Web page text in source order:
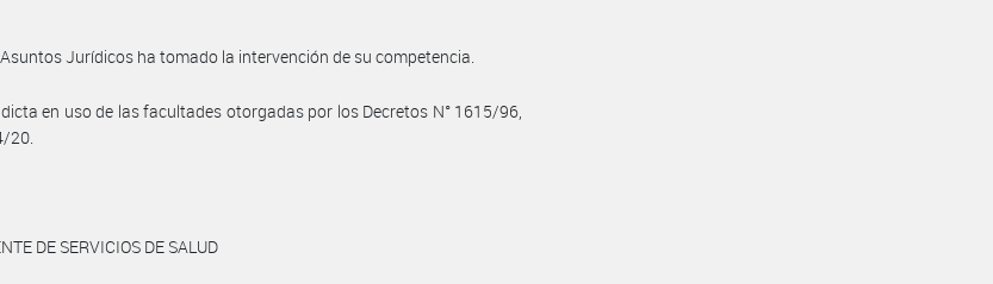
Asuntos Jurídicos ha tomado la intervención de su competencia.
en uso de las facultades otorgadas por los Decretos N° 1615/96,
20.
DE SERVICIOS DE SALUD